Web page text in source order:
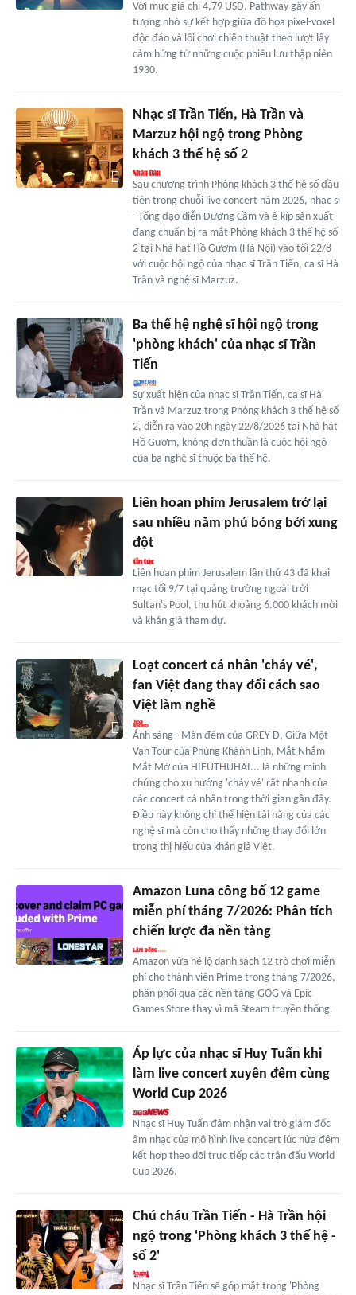
Với mức giá chỉ 4,79 USD, Pathway gây ấn
tượng nhờ sự kết hợp giữa đồ họa pixel-voxel
độc đáo và lối chơi chiến thuật theo lượt lấy
cảm hứng từ những cuộc phiêu lưu thập niên
1930.
Nhạc sĩ Trần Tiến, Hà Trần và
Marzuz hội ngộ trong Phòng
khách 3 thế hệ số 2
Sau chương trình Phòng khách 3 thế hệ số đầu
tiên trong chuỗi live concert năm 2026, nhạc sĩ
- Tổng đạo diễn Dương Cầm và ê-kíp sản xuất
đang chuẩn bị ra mắt Phòng khách 3 thế hệ số
2 tại Nhà hát Hồ Gươm (Hà Nội) vào tối 22/8
với cuộc hội ngộ của nhạc sĩ Trần Tiến, ca sĩ Hà
Trần và nghệ sĩ Marzuz.
Ba thế hệ nghệ sĩ hội ngộ trong
'phòng khách' của nhạc sĩ Trần
Tiến
Sự xuất hiện của nhạc sĩ Trần Tiến, ca sĩ Hà
Trần và Marzuz trong Phòng khách 3 thế hệ số
2, diễn ra vào 20h ngày 22/8/2026 tại Nhà hát
Hồ Gươm, không đơn thuần là cuộc hội ngộ
của ba nghệ sĩ thuộc ba thế hệ.
Liên hoan phim Jerusalem trở lại
sau nhiều năm phủ bóng bởi xung
đột
Liên hoan phim Jerusalem lần thứ 43 đã khai
mạc tối 9/7 tại quảng trường ngoài trời
Sultan's Pool, thu hút khoảng 6.000 khách mời
và khán giả tham dự.
Loạt concert cá nhân 'cháy vé',
fan Việt đang thay đổi cách sao
Việt làm nghề
Ánh sáng - Màn đêm của GREY D, Giữa Một
Vạn Tour của Phùng Khánh Linh, Mắt Nhắm
Mắt Mở của HIEUTHUHAI... là những minh
chứng cho xu hướng 'cháy vé' rất nhanh của
các concert cá nhân trong thời gian gần đây.
Điều này không chỉ thể hiện tài năng của các
nghệ sĩ mà còn cho thấy những thay đổi lớn
trong thị hiếu của khán giả Việt.
Amazon Luna công bố 12 game
miễn phí tháng 7/2026: Phân tích
chiến lược đa nền tảng
Amazon vừa hé lộ danh sách 12 trò chơi miễn
phí cho thành viên Prime trong tháng 7/2026,
phân phối qua các nền tảng GOG và Epic
Games Store thay vì mã Steam truyền thống.
Áp lực của nhạc sĩ Huy Tuấn khi
làm live concert xuyên đêm cùng
World Cup 2026
Nhạc sĩ Huy Tuấn đảm nhận vai trò giám đốc
âm nhạc của mô hình live concert lúc nửa đêm
kết hợp theo dõi trực tiếp các trận đấu World
Cup 2026.
Chú cháu Trần Tiến - Hà Trần hội
ngộ trong 'Phòng khách 3 thế hệ -
số 2'
Nhạc sĩ Trần Tiến sẽ góp mặt trong 'Phòng